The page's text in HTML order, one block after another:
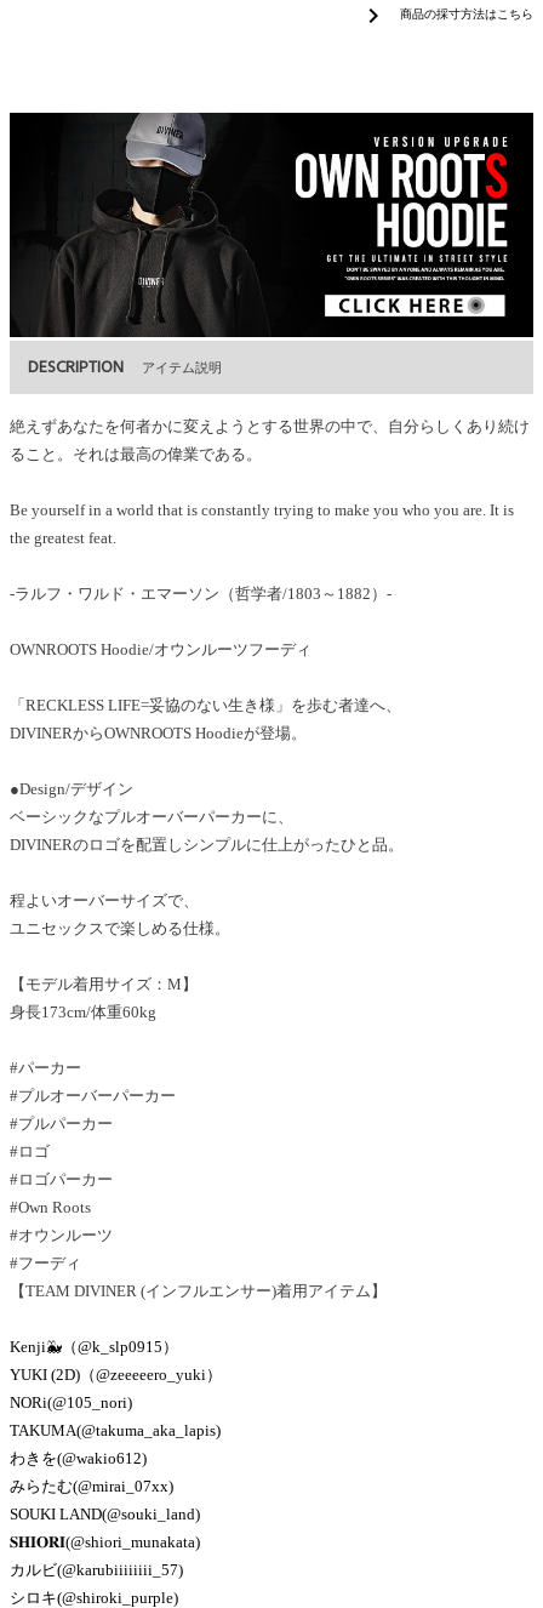
chevron_right 商品の採寸方法はこちら
DESCRIPTION アイテム説明
絶えずあなたを何者かに変えようとする世界の中で、自分らしくあり続け
ること。それは最高の偉業である。
Be yourself in a world that is constantly trying to make you who you are. It is
the greatest feat.
-ラルフ・ワルド・エマーソン（哲学者/1803～1882）-
OWNROOTS Hoodie/オウンルーツフーディ
「RECKLESS LIFE=妥協のない生き様」を歩む者達へ、
DIVINERからOWNROOTS Hoodieが登場。
●Design/デザイン
ベーシックなプルオーバーパーカーに、
DIVINERのロゴを配置しシンプルに仕上がったひと品。
程よいオーバーサイズで、
ユニセックスで楽しめる仕様。
【モデル着用サイズ：M】
身長173cm/体重60kg
#パーカー
#プルオーバーパーカー
#プルパーカー
#ロゴ
#ロゴパーカー
#Own Roots
#オウンルーツ
#フーディ
【TEAM DIVINER (インフルエンサー)着用アイテム】
Kenji🐳（@k_slp0915）
YUKI (2D)（@zeeeeero_yuki）
NORi(@105_nori)
TAKUMA(@takuma_aka_lapis)
わきを(@wakio612)
みらたむ(@mirai_07xx)
SOUKI LAND(@souki_land)
𝐒𝐇𝐈𝐎𝐑𝐈(@shiori_munakata)
カルビ(@karubiiiiiiii_57)
シロキ(@shiroki_purple)